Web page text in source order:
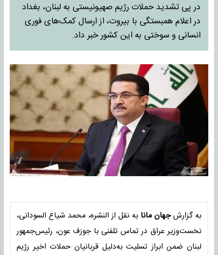
در پی تشدید حملات رژیم صهیونیستی به لبنان، بغداد
در اعلام همبستگی با بیروت، از ارسال کمک‌های فوری
انسانی و سوختی به این کشور خبر داد.
به گزارشجهان مانا به نقل از النشره، محمد شیاع السودانی،
نخست‌وزیر عراق در تماس تلفنی با جوزف عون، رئیس‌جمهور
لبنان ضمن ابراز تسلیت به‌دلیل قربانیان حملات اخیر رژیم